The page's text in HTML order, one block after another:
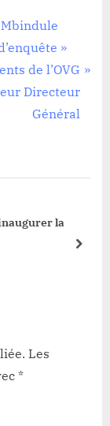
»
de l’OVG
Directeur
Général
la
next
Les
*